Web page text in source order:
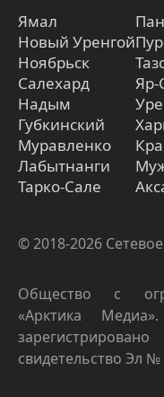
Ямал
Новый Уренгой
Ноябрьск
Салехард
Надым
Губкинский
Муравленко
Лабытнанги
Тарко-Сале
Яр-
© 2018-2026
Общество с
«Арктика
свидетельство Эл